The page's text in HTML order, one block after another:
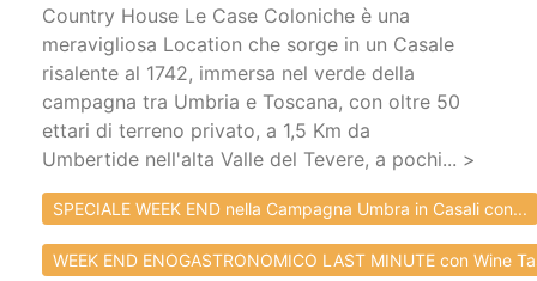
Country House Le Case Coloniche è una
meravigliosa Location che sorge in un Casale
risalente al 1742, immersa nel verde della
campagna tra Umbria e Toscana, con oltre 50
ettari di terreno privato, a 1,5 Km da
Umbertide nell'alta Valle del Tevere, a pochi... >
SPECIALE WEEK END nella Campagna Umbra in Casali con...
WEEK END ENOGASTRONOMICO LAST MINUTE con Wine